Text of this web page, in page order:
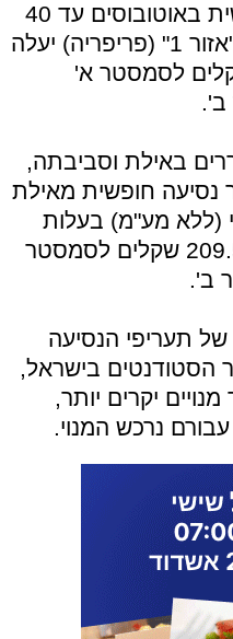
מנוי המאפשר נסיעה חופשית באוטובוסים עד 40
קילומטרים באזור המוגדר "אזור 1" (פריפריה) יעלה
לשנה, 245 שקלים לסמסטר א'
באילת וסביבתה,
נסיעה חופשית מאילת
(ללא מע"מ) בעלות
של 507.5 שקלים לשנה, 209.5 שקלים לסמסטר
תעריפי הנסיעה
הסטודנטים בישראל,
יקרים יותר,
נרכש המנוי.